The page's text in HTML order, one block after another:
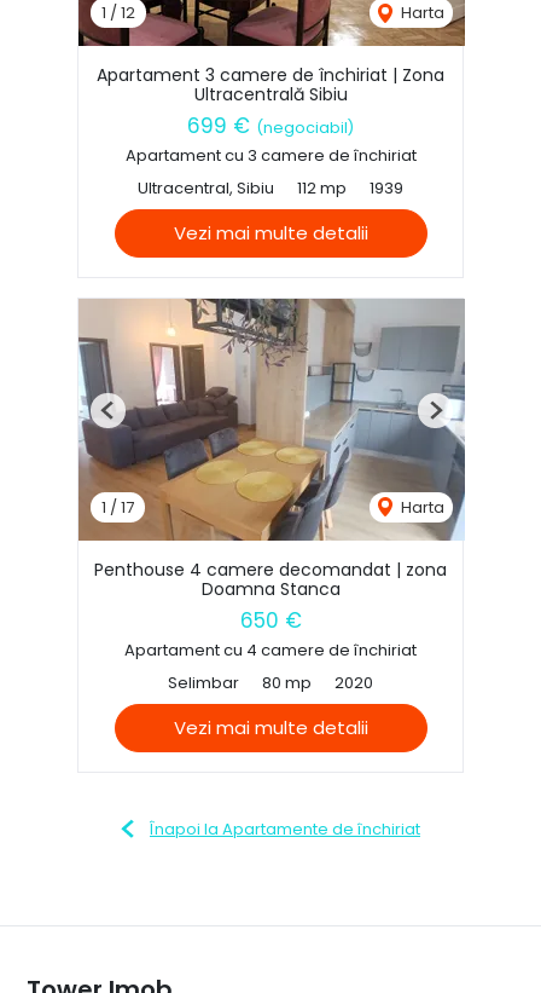
1 /12 Harta
Apartament 3 camere de închiriat | Zona
Ultracentrală Sibiu
699 € (negociabil)
Apartament cu 3 camere de închiriat
Ultracentral, Sibiu
112 mp 1939
Vezi mai multe detalii
1 /17 Harta
Previous Next
Penthouse 4 camere decomandat | zona
Doamna Stanca
650 €
Apartament cu 4 camere de închiriat
Selimbar
80 mp 2020
Vezi mai multe detalii
Înapoi la Apartamente de închiriat